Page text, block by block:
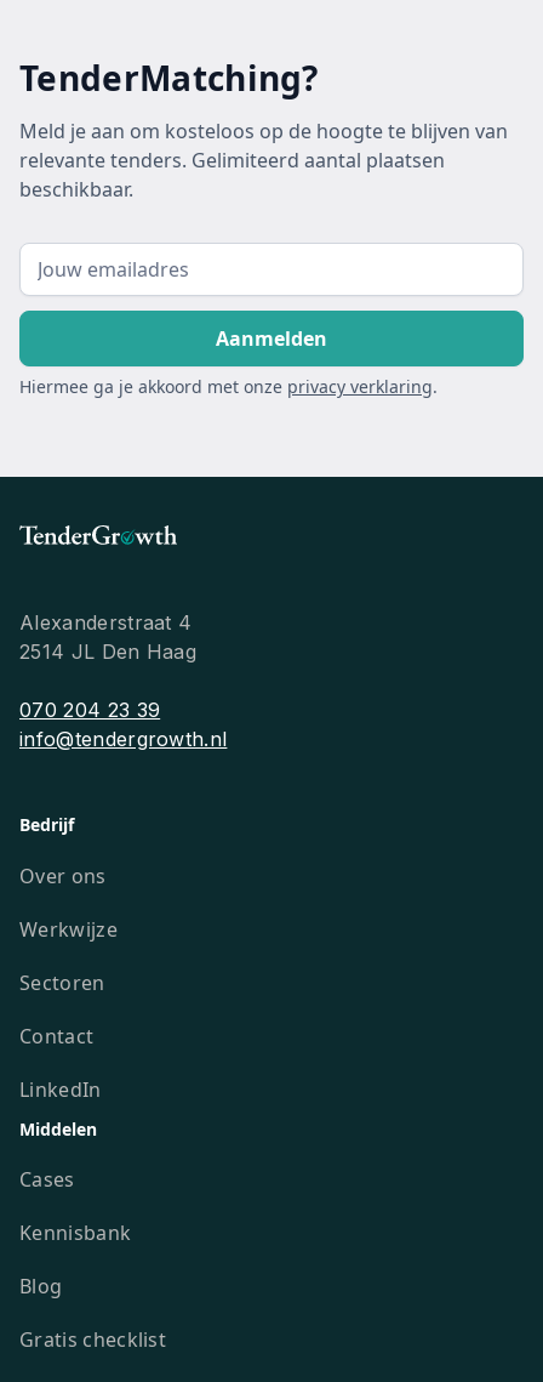
TenderMatching?
Meld je aan om kosteloos op de hoogte te blijven van
relevante tenders. Gelimiteerd aantal plaatsen
beschikbaar.
Hiermee ga je akkoord met onze privacy verklaring.
Alexanderstraat 4
2514 JL Den Haag
070 204 23 39
info@tendergrowth.nl
Bedrijf
Over ons
Werkwijze
Sectoren
Contact
LinkedIn
Middelen
Cases
Kennisbank
Blog
Gratis checklist